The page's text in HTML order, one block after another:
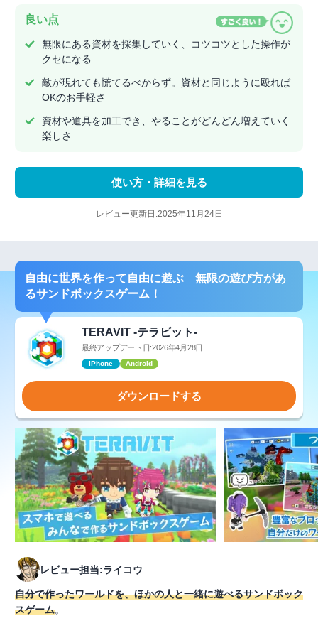
良い点
無限にある資材を採集していく、コツコツとした操作が
クセになる
敵が現れても慌てるべからず。資材と同じように殴れば
OKのお手軽さ
資材や道具を加工でき、やることがどんどん増えていく
楽しさ
使い方・詳細を見る
レビュー更新日:2025年11月24日
自由に世界を作って自由に遊ぶ 無限の遊び方があ
るサンドボックスゲーム！
TERAVIT -テラビット-
最終アップデート日:2026年4月28日
iPhone Android
ダウンロードする
レビュー担当:ライコウ
自分で作ったワールドを、ほかの人と一緒に遊べるサンドボック
スゲーム。